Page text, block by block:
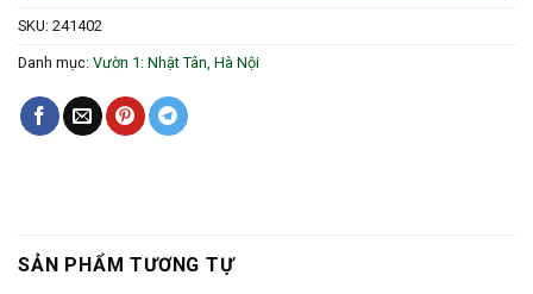
SKU: 241402
Danh mục: Vườn 1: Nhật Tân, Hà Nội
SẢN PHẨM TƯƠNG TỰ